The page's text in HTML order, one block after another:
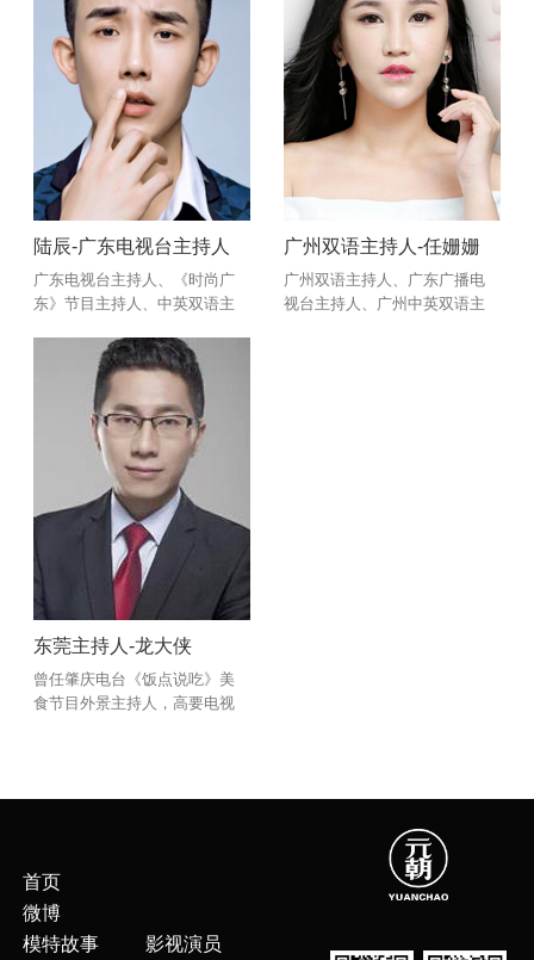
陆辰-广东电视台主持人
广东电视台主持人、《时尚广
东》节目主持人、中英双语主
广州双语主持人-任姗姗
广州双语主持人、广东广播电
视台主持人、广州中英双语主
东莞主持人-龙大侠
曾任肇庆电台《饭点说吃》美
食节目外景主持人，高要电视
首页
微博
模特故事
影视演员